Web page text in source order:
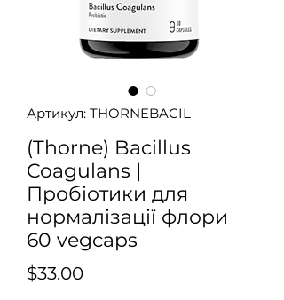
Артикул: THORNEBACIL
(Thorne) Bacillus
Coagulans |
Пробіотики для
нормалізації флори
60 vegcaps
$33.00Ціна